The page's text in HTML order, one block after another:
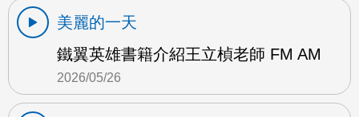
美麗的一天
鐵翼英雄書籍介紹王立楨老師 FM AM
2026/05/26